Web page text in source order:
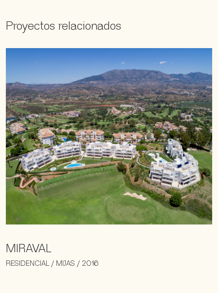
Proyectos relacionados
MIRAVAL
RESIDENCIAL / MIJAS / 2016